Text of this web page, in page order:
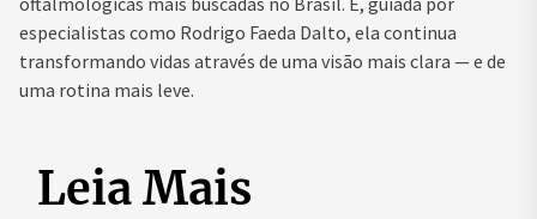
especialistas como Rodrigo Faeda Dalto, ela continua
transformando vidas através de uma visão mais clara — e de
uma rotina mais leve.
Leia Mais